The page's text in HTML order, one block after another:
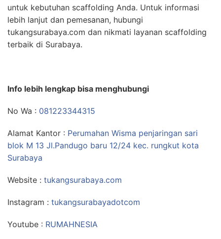
untuk kebutuhan scaffolding Anda. Untuk informasi
lebih lanjut dan pemesanan, hubungi
tukangsurabaya.com dan nikmati layanan scaffolding
terbaik di Surabaya.
Info lebih lengkap bisa menghubungi
No Wa : 081223344315
Alamat Kantor : Perumahan Wisma penjaringan sari
blok M 13 Jl.Pandugo baru 12/24 kec. rungkut kota
Surabaya
Website : tukangsurabaya.com
Instagram : tukangsurabayadotcom
Youtube : RUMAHNESIA